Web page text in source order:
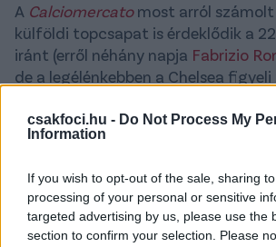
csakfoci.hu - Do Not Process My
Information
If you wish to opt-out of the sale, sharing
processing of your personal or sensitive
targeted advertising by us, please use the
section to confirm your selection. Please
A Calciomercato most arról
külföldi topcsapat is érdeklődik a
iránt (erről néhány napja Fabrizio
de a legélénkebben a Chelsea figyeli
eredményes labdarúgóról van szó,
még 2026-ig érvényes a szerződése,
Chelsea-től (vagy mástól).
A lap hozzátette, hogy a magyar